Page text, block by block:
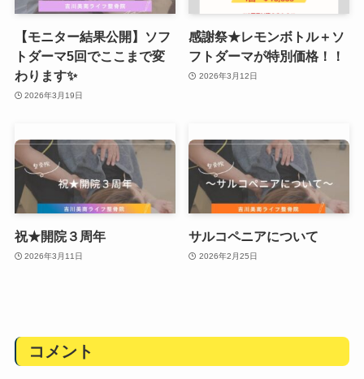
【モニター結果公開】ソフ
トダーマ5回でここまで変
わります✨
2026年3月19日
感謝祭★レモンボトル＋ソ
フトダーマが特別価格！！
2026年3月12日
祝★開院３周年
2026年3月11日
サルコペニアについて
2026年2月25日
コメント